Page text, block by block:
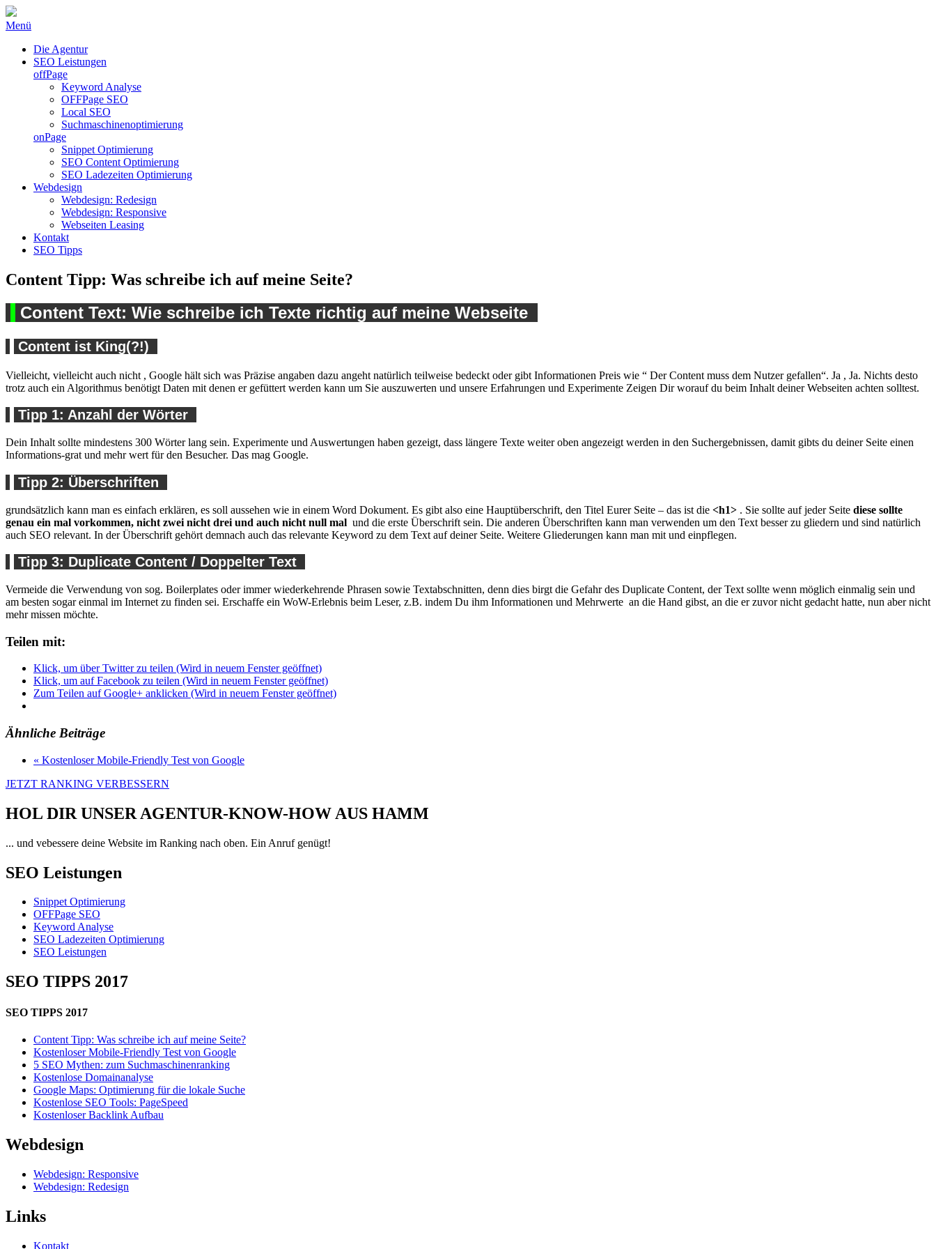
Menü
Die Agentur
SEO Leistungen
offPage
Keyword Analyse
OFFPage SEO
Local SEO
Suchmaschinenoptimierung
onPage
Snippet Optimierung
SEO Content Optimierung
SEO Ladezeiten Optimierung
Webdesign
Webdesign: Redesign
Webdesign: Responsive
Webseiten Leasing
Kontakt
SEO Tipps
Content Tipp: Was schreibe ich auf meine Seite?
Content Text: Wie schreibe ich Texte richtig auf meine Webseite
Content ist King(?!)
Vielleicht, vielleicht auch nicht , Google hält sich was Präzise angaben dazu angeht natürlich teilweise bedeckt oder gibt Informationen Preis wie “ Der Content muss dem Nutzer gefallen“. Ja , Ja. Nichts desto
trotz auch ein Algorithmus benötigt Daten mit denen er gefüttert werden kann um Sie auszuwerten und unsere Erfahrungen und Experimente Zeigen Dir worauf du beim Inhalt deiner Webseiten achten solltest.
Tipp 1: Anzahl der Wörter
Dein Inhalt sollte mindestens 300 Wörter lang sein. Experimente und Auswertungen haben gezeigt, dass längere Texte weiter oben angezeigt werden in den Suchergebnissen, damit gibts du deiner Seite einen
Informations-grat und mehr wert für den Besucher. Das mag Google.
Tipp 2: Überschriften
grundsätzlich kann man es einfach erklären, es soll aussehen wie in einem Word Dokument. Es gibt also eine Hauptüberschrift, den Titel Eurer Seite – das ist die <h1> . Sie sollte auf jeder Seite diese sollte
genau ein mal vorkommen, nicht zwei nicht drei und auch nicht null mal und die erste Überschrift sein. Die anderen Überschriften kann man verwenden um den Text besser zu gliedern und sind natürlich
auch SEO relevant. In der Überschrift gehört demnach auch das relevante Keyword zu dem Text auf deiner Seite. Weitere Gliederungen kann man mit und einpflegen.
Tipp 3: Duplicate Content / Doppelter Text
Vermeide die Verwendung von sog. Boilerplates oder immer wiederkehrende Phrasen sowie Textabschnitten, denn dies birgt die Gefahr des Duplicate Content, der Text sollte wenn möglich einmalig sein und
am besten sogar einmal im Internet zu finden sei. Erschaffe ein WoW-Erlebnis beim Leser, z.B. indem Du ihm Informationen und Mehrwerte an die Hand gibst, an die er zuvor nicht gedacht hatte, nun aber nicht
mehr missen möchte.
Teilen mit:
Klick, um über Twitter zu teilen (Wird in neuem Fenster geöffnet)
Klick, um auf Facebook zu teilen (Wird in neuem Fenster geöffnet)
Zum Teilen auf Google+ anklicken (Wird in neuem Fenster geöffnet)
Ähnliche Beiträge
« Kostenloser Mobile-Friendly Test von Google
JETZT RANKING VERBESSERN
HOL DIR UNSER AGENTUR-KNOW-HOW AUS HAMM
... und vebessere deine Website im Ranking nach oben. Ein Anruf genügt!
SEO Leistungen
Snippet Optimierung
OFFPage SEO
Keyword Analyse
SEO Ladezeiten Optimierung
SEO Leistungen
SEO TIPPS 2017
SEO TIPPS 2017
Content Tipp: Was schreibe ich auf meine Seite?
Kostenloser Mobile-Friendly Test von Google
5 SEO Mythen: zum Suchmaschinenranking
Kostenlose Domainanalyse
Google Maps: Optimierung für die lokale Suche
Kostenlose SEO Tools: PageSpeed
Kostenloser Backlink Aufbau
Webdesign
Webdesign: Responsive
Webdesign: Redesign
Links
Kontakt